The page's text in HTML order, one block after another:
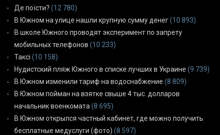
Де поїсти? (12 780)
В Южном на улице нашли крупную сумму денег(10 893)
В школе Южного проводят эксперимент по запрету
мобильных телефонов (10 233)
Таксі (10 158)
Нудистский пляж Южного в списке лучших в Украине (9 739)
В Южном изменили тариф на водоснабжение (8 809)
В Южном пойман на взятке свыше 4 тыс. долларов
начальник военкомата (8 695)
В Южном открылся частный кабинет, где можно получить
бесплатные медуслуги (фото) (8 597)